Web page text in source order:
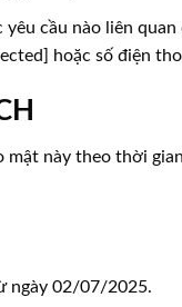
cầu nào liên
hoặc số điện
mật này theo thời
ngày 02/07/2025.